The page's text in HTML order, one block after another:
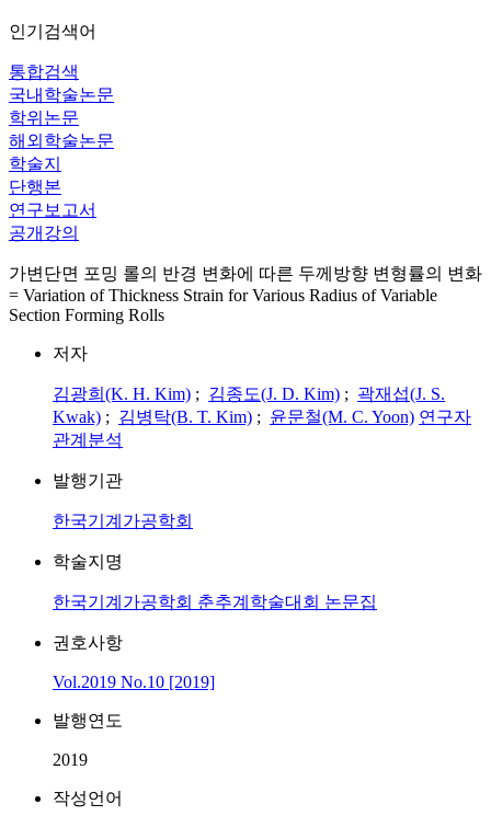
인기검색어
통합검색
국내학술논문
학위논문
해외학술논문
학술지
단행본
연구보고서
공개강의
가변단면 포밍 롤의 반경 변화에 따른 두께방향 변형률의 변화
= Variation of Thickness Strain for Various Radius of Variable
Section Forming Rolls
저자
김광희(K. H. Kim) ; 김종도(J. D. Kim) ; 곽재섭(J. S.
Kwak) ; 김병탁(B. T. Kim) ; 윤문철(M. C. Yoon) 연구자
관계분석
발행기관
한국기계가공학회
학술지명
한국기계가공학회 춘추계학술대회 논문집
권호사항
Vol.2019 No.10 [2019]
발행연도
2019
작성언어